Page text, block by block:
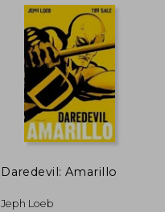
Daredevil: Amarillo
Jeph Loeb